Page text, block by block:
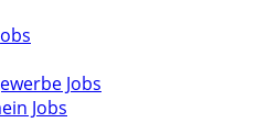
Jobs
Jobs